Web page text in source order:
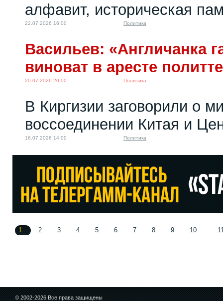
алфавит, историческая
22.07.2026 16:00 Политика
Васильев: «Англичанка
виноват в аресте
20.07.2026 20:00 Политика
В Киргизии заговорили о
воссоединении Китая и
16.07.2026 14:00 Политика
1 2 3 4 5 6 7 8 9 10
© 2002-2026 Все права защищены